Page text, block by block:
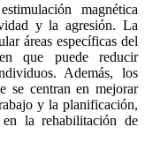
magnética
y la agresión. La
áreas específicas del
que puede reducir
Además, los
se centran en mejorar
y la planificación,
en la rehabilitación de